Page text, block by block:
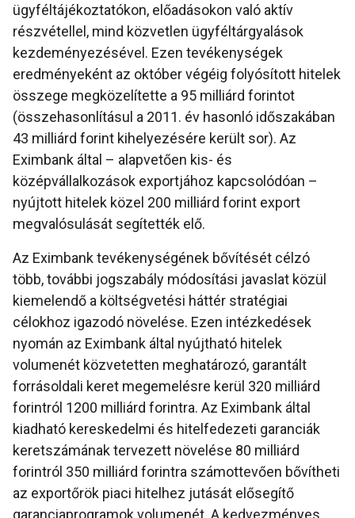
ügyféltájékoztatókon, előadásokon való aktív
részvétellel, mind közvetlen ügyféltárgyalások
kezdeményezésével. Ezen tevékenységek
eredményeként az október végéig folyósított hitelek
összege megközelítette a 95 milliárd forintot
(összehasonlításul a 2011. év hasonló időszakában
43 milliárd forint kihelyezésére került sor). Az
Eximbank által – alapvetően kis- és
középvállalkozások exportjához kapcsolódóan –
nyújtott hitelek közel 200 milliárd forint export
megvalósulását segítették elő.
Az Eximbank tevékenységének bővítését célzó
több, további jogszabály módosítási javaslat közül
kiemelendő a költségvetési háttér stratégiai
célokhoz igazodó növelése. Ezen intézkedések
nyomán az Eximbank által nyújtható hitelek
volumenét közvetetten meghatározó, garantált
forrásoldali keret megemelésre kerül 320 milliárd
forintról 1200 milliárd forintra. Az Eximbank által
kiadható kereskedelmi és hitelfedezeti garanciák
keretszámának tervezett növelése 80 milliárd
forintról 350 milliárd forintra számottevően bővítheti
az exportőrök piaci hitelhez jutását elősegítő
garanciaprogramok volumenét. A kedvezményes